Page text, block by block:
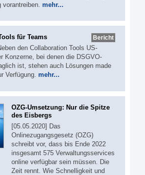
mehr...
Bericht
für Teams
den Collaboration Tools US-
Konzerne, bei denen die DSGVO-
ist, stehen auch Lösungen made
Verfügung. mehr...
OZG-Umsetzung: Nur die Spitze
des Eisbergs
[05.05.2020] Das
Onlinezugangsgesetz (OZG)
schreibt vor, dass bis Ende 2022
insgesamt 575 Verwaltungsservices
online verfügbar sein müssen. Die
Zeit rennt. Wie Schnelligkeit und